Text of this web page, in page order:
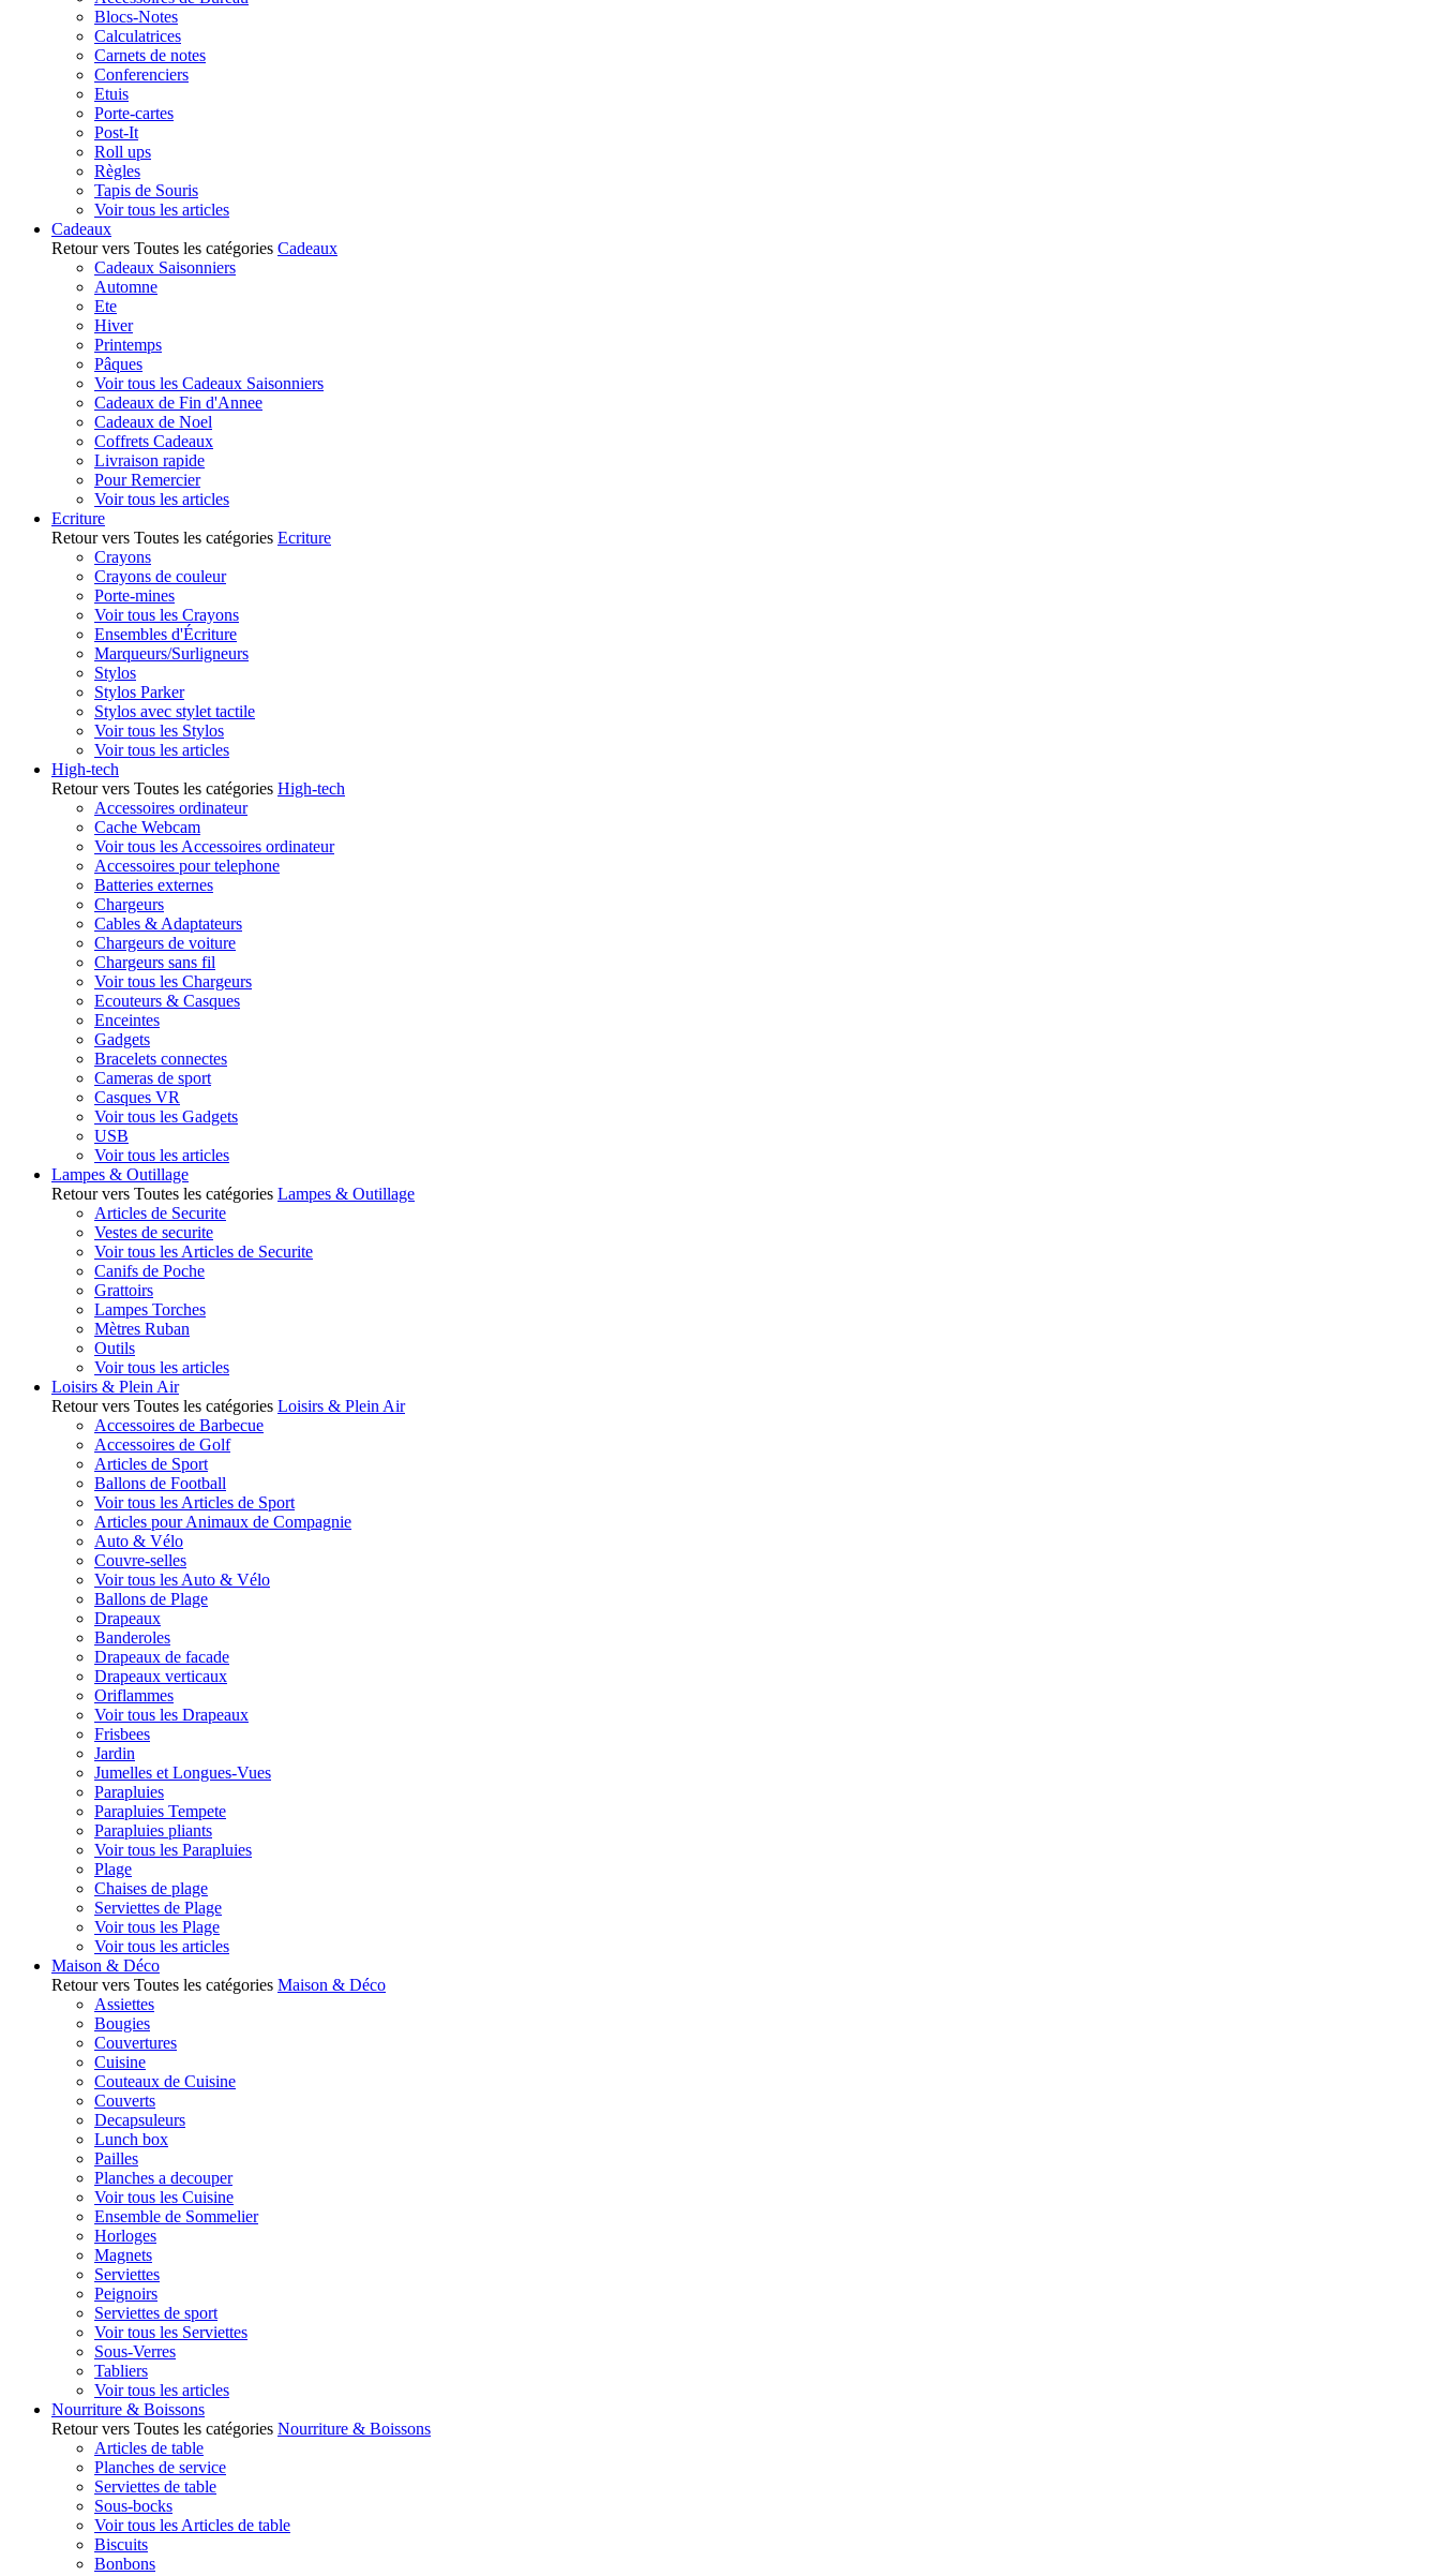
Blocs-Notes
Calculatrices
Carnets de notes
Conferenciers
Etuis
Porte-cartes
Post-It
Roll ups
Règles
Tapis de Souris
Voir tous les articles
Cadeaux
Retour vers Toutes les catégories Cadeaux
Cadeaux Saisonniers
Automne
Ete
Hiver
Printemps
Pâques
Voir tous les Cadeaux Saisonniers
Cadeaux de Fin d'Annee
Cadeaux de Noel
Coffrets Cadeaux
Livraison rapide
Pour Remercier
Voir tous les articles
Ecriture
Retour vers Toutes les catégories Ecriture
Crayons
Crayons de couleur
Porte-mines
Voir tous les Crayons
Ensembles d'Écriture
Marqueurs/Surligneurs
Stylos
Stylos Parker
Stylos avec stylet tactile
Voir tous les Stylos
Voir tous les articles
High-tech
Retour vers Toutes les catégories High-tech
Accessoires ordinateur
Cache Webcam
Voir tous les Accessoires ordinateur
Accessoires pour telephone
Batteries externes
Chargeurs
Cables & Adaptateurs
Chargeurs de voiture
Chargeurs sans fil
Voir tous les Chargeurs
Ecouteurs & Casques
Enceintes
Gadgets
Bracelets connectes
Cameras de sport
Casques VR
Voir tous les Gadgets
USB
Voir tous les articles
Lampes & Outillage
Retour vers Toutes les catégories Lampes & Outillage
Articles de Securite
Vestes de securite
Voir tous les Articles de Securite
Canifs de Poche
Grattoirs
Lampes Torches
Mètres Ruban
Outils
Voir tous les articles
Loisirs & Plein Air
Retour vers Toutes les catégories Loisirs & Plein Air
Accessoires de Barbecue
Accessoires de Golf
Articles de Sport
Ballons de Football
Voir tous les Articles de Sport
Articles pour Animaux de Compagnie
Auto & Vélo
Couvre-selles
Voir tous les Auto & Vélo
Ballons de Plage
Drapeaux
Banderoles
Drapeaux de facade
Drapeaux verticaux
Oriflammes
Voir tous les Drapeaux
Frisbees
Jardin
Jumelles et Longues-Vues
Parapluies
Parapluies Tempete
Parapluies pliants
Voir tous les Parapluies
Plage
Chaises de plage
Serviettes de Plage
Voir tous les Plage
Voir tous les articles
Maison & Déco
Retour vers Toutes les catégories Maison & Déco
Assiettes
Bougies
Couvertures
Cuisine
Couteaux de Cuisine
Couverts
Decapsuleurs
Lunch box
Pailles
Planches a decouper
Voir tous les Cuisine
Ensemble de Sommelier
Horloges
Magnets
Serviettes
Peignoirs
Serviettes de sport
Voir tous les Serviettes
Sous-Verres
Tabliers
Voir tous les articles
Nourriture & Boissons
Retour vers Toutes les catégories Nourriture & Boissons
Articles de table
Planches de service
Serviettes de table
Sous-bocks
Voir tous les Articles de table
Biscuits
Bonbons